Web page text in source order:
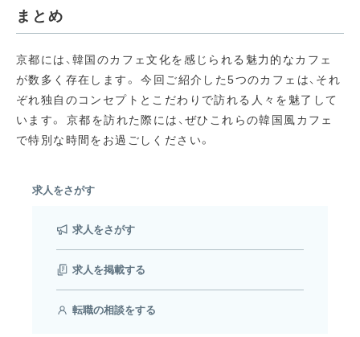
まとめ
京都には、韓国のカフェ文化を感じられる魅力的なカフェ
が数多く存在します。今回ご紹介した5つのカフェは、それ
ぞれ独自のコンセプトとこだわりで訪れる人々を魅了して
います。 京都を訪れた際には、ぜひこれらの韓国風カフェ
で特別な時間をお過ごしください。
求人をさがす
求人をさがす
求人を掲載する
転職の相談をする